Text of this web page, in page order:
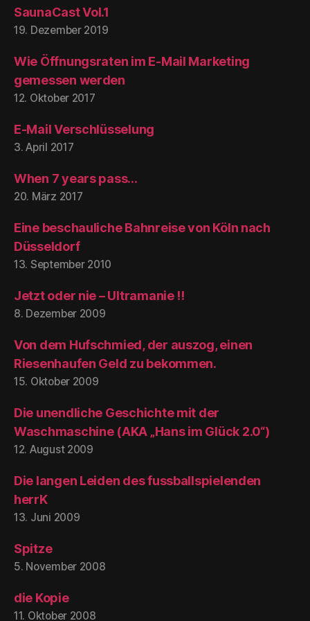
SaunaCast Vol.1
19. Dezember 2019
Wie Öffnungsraten im E-Mail Marketing
gemessen werden
12. Oktober 2017
E-Mail Verschlüsselung
3. April 2017
When 7 years pass…
20. März 2017
Eine beschauliche Bahnreise von Köln nach
Düsseldorf
13. September 2010
Jetzt oder nie – Ultramanie !!
8. Dezember 2009
Von dem Hufschmied, der auszog, einen
Riesenhaufen Geld zu bekommen.
15. Oktober 2009
Die unendliche Geschichte mit der
Waschmaschine (AKA „Hans im Glück 2.0“)
12. August 2009
Die langen Leiden des fussballspielenden
herrK
13. Juni 2009
Spitze
5. November 2008
die Kopie
11. Oktober 2008